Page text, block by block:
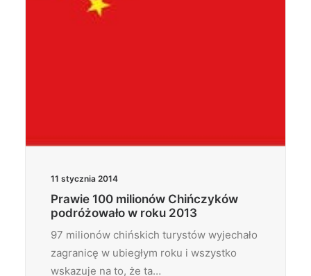
11 stycznia 2014
Prawie 100 milionów Chińczyków
podróżowało w roku 2013
97 milionów chińskich turystów wyjechało
zagranicę w ubiegłym roku i wszystko
wskazuje na to, że ta…